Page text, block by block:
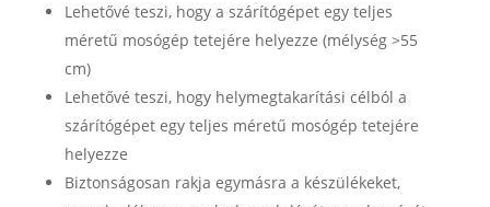
Lehetővé teszi, hogy a szárítógépet egy teljes
méretű mosógép tetejére helyezze (mélység >55
cm)
Lehetővé teszi, hogy helymegtakarítási célból a
szárítógépet egy teljes méretű mosógép tetejére
helyezze
Biztonságosan rakja egymásra a készülékeket,